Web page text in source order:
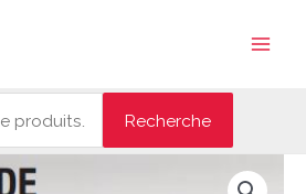
Recherche